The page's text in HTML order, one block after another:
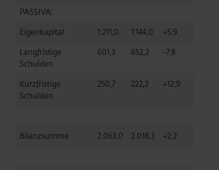
PASSIVA:
Eigenkapital
1.211,0 1.144,0
+5,9
Langfristige
Schulden
601,3 652,2 -7,8
Kurzfristige
Schulden
250,7 222,2 +12,9
Bilanzsumme 2.063,0 2.018,3 +2,2